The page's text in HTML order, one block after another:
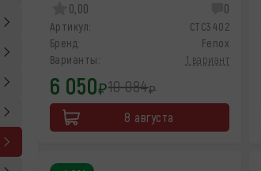
0,00 0
Артикул:
CTC3402
Бренд:
Fenox
Варианты:
1 вариант
6 050₽10 084₽
8 августа